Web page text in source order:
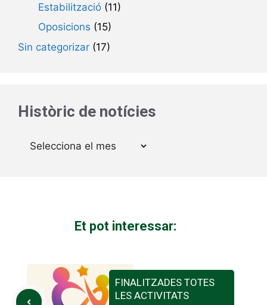
Estabilització (11)
Oposicions (15)
Sin categorizar (17)
Històric de notícies
Arxius
Et pot interessar:
FINALITZADES TOTES
LES ACTIVITATS